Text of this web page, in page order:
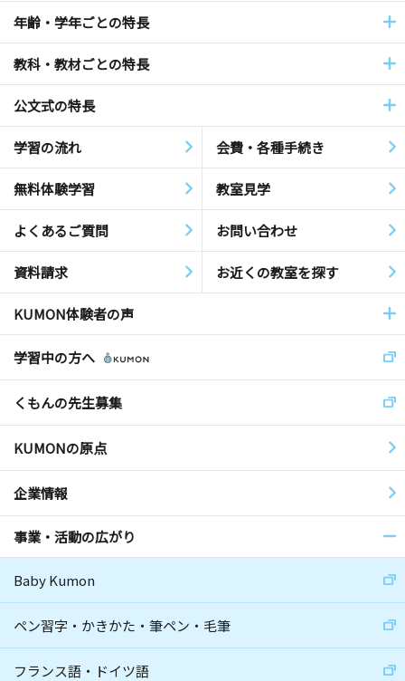
年齢・学年ごとの特長
教科・教材ごとの特長
公文式の特長
学習の流れ 会費・各種手続き
無料体験学習 教室見学
よくあるご質問 お問い合わせ
資料請求 お近くの教室を探す
KUMON体験者の声
学習中の方へ
くもんの先生募集
KUMONの原点
企業情報
事業・活動の広がり
Baby Kumon
ペン習字・かきかた・筆ペン・毛筆
フランス語・ドイツ語